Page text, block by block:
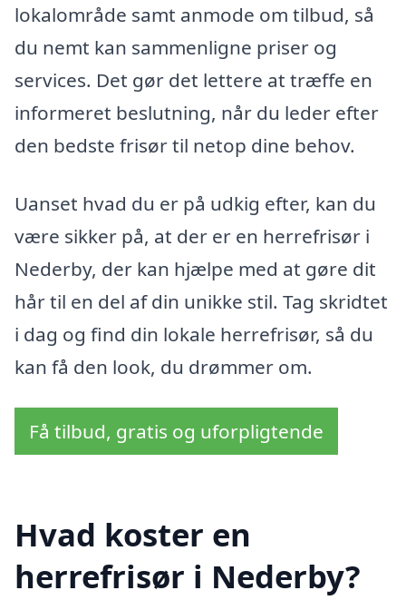
lokalområde samt anmode om tilbud, så
du nemt kan sammenligne priser og
services. Det gør det lettere at træffe en
informeret beslutning, når du leder efter
den bedste frisør til netop dine behov.
Uanset hvad du er på udkig efter, kan du
være sikker på, at der er en herrefrisør i
Nederby, der kan hjælpe med at gøre dit
hår til en del af din unikke stil. Tag skridtet
i dag og find din lokale herrefrisør, så du
kan få den look, du drømmer om.
Få tilbud, gratis og uforpligtende
Hvad koster en
herrefrisør i Nederby?